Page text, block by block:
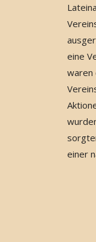
eine
waren
einer